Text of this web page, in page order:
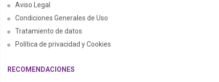
Aviso Legal
Condiciones Generales de Uso
Tratamiento de datos
Política de privacidad y Cookies
RECOMENDACIONES